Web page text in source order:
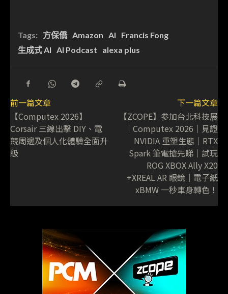
Tags: 方保僑 Amazon AI
Francis Fong
生成式 AI AI Podcast alexa plus
前一篇文章
【Computex 2026】
Corsair 三線出擊 DIY、電
競周邊及個人化體驗全面升
級
下一篇文章
【ZCOPE】参加台北科技展
｜Computex 2026｜見證
NVIDIA 重塑生態｜RTX
Spark 筆電搶先睇｜試玩
ROG XBOX Ally X20
+XREAL AR 眼鏡｜電子紙
xBMW 一秒車身轉色！